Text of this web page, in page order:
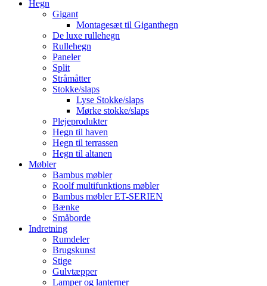
Hegn
Gigant
Montagesæt til Giganthegn
De luxe rullehegn
Rullehegn
Paneler
Split
Stråmåtter
Stokke/slaps
Lyse Stokke/slaps
Mørke stokke/slaps
Plejeprodukter
Hegn til haven
Hegn til terrassen
Hegn til altanen
Møbler
Bambus møbler
Roolf multifunktions møbler
Bambus møbler ET-SERIEN
Bænke
Småborde
Indretning
Rumdeler
Brugskunst
Stige
Gulvtæpper
Lamper og lanterner